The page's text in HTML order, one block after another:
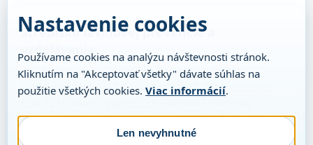
Stredisko lavínovej prevencie a
vzdelávania
Kontakt Doktora J. Gašperíka 598/2, 033 01
Liptovský HrádokTel.: 048 / 619 57 24Mobil:0903
lavínovej prevencie a vzdelávania: Bc. Peter Nemec,
Nastavenie cookies
Používame cookies na analýzu návštevnosti stránok.
Kliknutím na "Akceptovať všetky" dávate súhlas na
použitie všetkých cookies. Viac informácií.
Len nevyhnutné